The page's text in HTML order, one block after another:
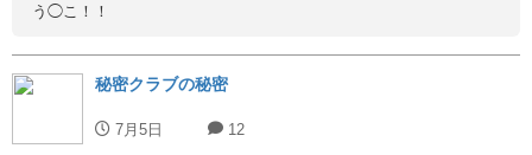
う◯こ！！
秘密クラブの秘密
7月5日 12